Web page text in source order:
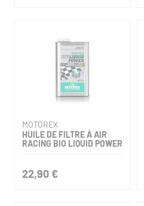
MOTOREX
HUILE DE FILTRE À AIR
RACING BIO LIQUID POWER
22,90 €